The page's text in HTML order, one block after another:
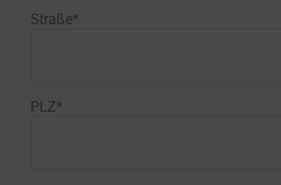
Straße*
PLZ*